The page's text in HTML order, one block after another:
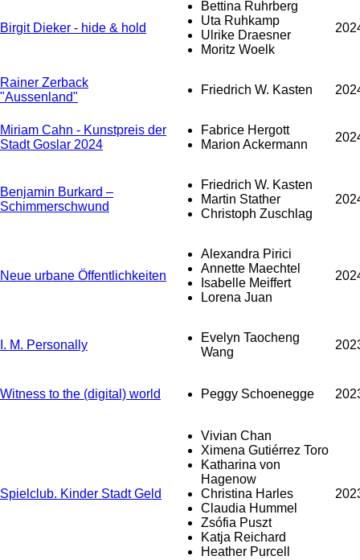
Birgit Dieker - hide & hold
Bettina Ruhrberg
Uta Ruhkamp
Ulrike Draesner
Moritz Woelk
Rainer Zerback
"Aussenland"
Friedrich W. Kasten
Miriam Cahn - Kunstpreis der
Stadt Goslar 2024
Fabrice Hergott
Marion Ackermann
Benjamin Burkard –
Schimmerschwund
Friedrich W. Kasten
Martin Stather
Christoph Zuschlag
Neue urbane Öffentlichkeiten
Alexandra Pirici
Annette Maechtel
Isabelle Meiffert
Lorena Juan
I. M. Personally
Evelyn Taocheng
Wang
Witness to the (digital) world Peggy Schoenegge
Spielclub. Kinder Stadt Geld
Vivian Chan
Ximena Gutiérrez Toro
Katharina von
Hagenow
Christina Harles
Claudia Hummel
Zsófia Puszt
Katja Reichard
Heather Purcell